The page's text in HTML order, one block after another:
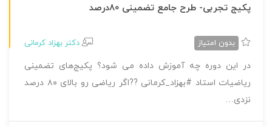
پکیج تجربی- طرح جامع تضمینی 80درصد
بدون امتیاز دکتر بهزاد کرمانی
در این دوره چه آموزش داده می شود؟ پکیج‌های تضمینی
ریاضیات استاد #بهزاد_کرمانی ??اگر ریاضی رو بالای ۸۰ درصد
نزدی…